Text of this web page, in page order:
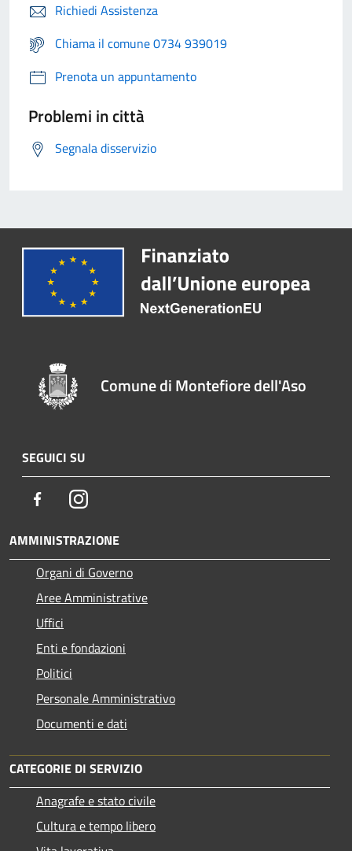
Richiedi Assistenza
Chiama il comune 0734 939019
Prenota un appuntamento
Problemi in città
Segnala disservizio
Comune di Montefiore dell'Aso
SEGUICI SU
FacebookInstagram
AMMINISTRAZIONE
Organi di Governo
Aree Amministrative
Uffici
Enti e fondazioni
Politici
Personale Amministrativo
Documenti e dati
CATEGORIE DI SERVIZIO
Anagrafe e stato civile
Cultura e tempo libero